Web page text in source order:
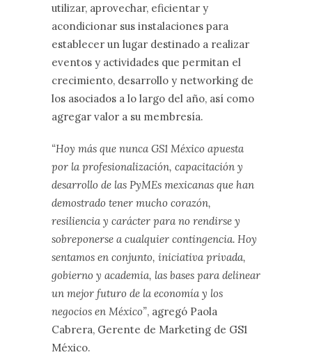
utilizar, aprovechar, eficientar y
acondicionar sus instalaciones para
establecer un lugar destinado a realizar
eventos y actividades que permitan el
crecimiento, desarrollo y networking de
los asociados a lo largo del año, así como
agregar valor a su membresía.
“Hoy más que nunca GS1 México apuesta
por la profesionalización, capacitación y
desarrollo de las PyMEs mexicanas que han
demostrado tener mucho corazón,
resiliencia y carácter para no rendirse y
sobreponerse a cualquier contingencia. Hoy
sentamos en conjunto, iniciativa privada,
gobierno y academia, las bases para delinear
un mejor futuro de la economía y los
negocios en México”, agregó Paola
Cabrera, Gerente de Marketing de GS1
México.